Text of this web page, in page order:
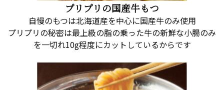
プリプリの国産牛もつ
自慢のもつは北海道産を中心に国産牛のみ使用
プリプリの秘密は最上級の脂の乗った牛の新鮮な小腸のみ
を一切れ10g程度にカットしているからです